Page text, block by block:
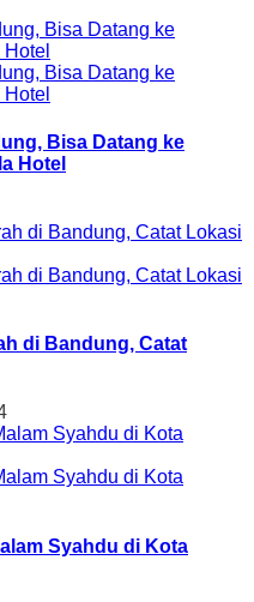
Bisa Datang ke
Hotel
di Bandung, Catat
Syahdu di Kota